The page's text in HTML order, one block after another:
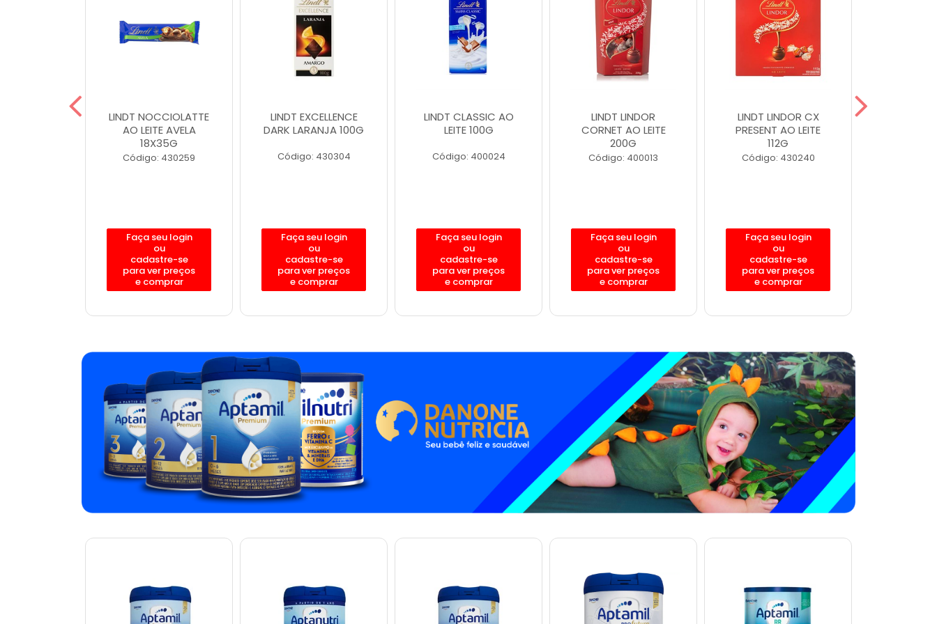
LINDT NOCCIOLATTE
AO LEITE AVELA
18X35G
Código: 430259
Faça seu login
ou
cadastre-se
para ver preços
e comprar
LINDT EXCELLENCE
DARK LARANJA 100G
Código: 430304
Faça seu login
ou
cadastre-se
para ver preços
e comprar
LINDT CLASSIC AO
LEITE 100G
Código: 400024
Faça seu login
ou
cadastre-se
para ver preços
e comprar
LINDT LINDOR
CORNET AO LEITE
200G
Código: 400013
Faça seu login
ou
cadastre-se
para ver preços
e comprar
LINDT LINDOR CX
PRESENT AO LEITE
112G
Código: 430240
Faça seu login
ou
cadastre-se
para ver preços
e comprar